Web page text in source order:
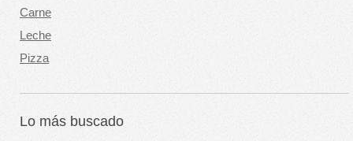
Carne
Leche
Pizza
Lo más buscado